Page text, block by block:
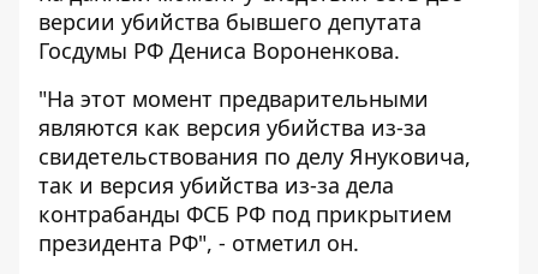
версии убийства бывшего депутата
Госдумы РФ Дениса Вороненкова.
"На этот момент предварительными
являются как версия убийства из-за
свидетельствования по делу Януковича,
так и версия убийства из-за дела
контрабанды ФСБ РФ под прикрытием
президента РФ", - отметил он.